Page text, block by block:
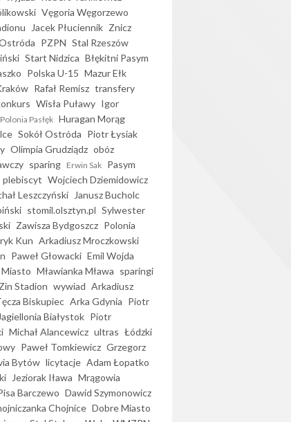
Vęgoria Węgorzewo
Jacek Płuciennik Znicz
PZPN Stal Rzeszów
Start Nidzica Błękitni Pasym
Polska U-15 Mazur Ełk
Rafał Remisz transfery
Wisła Puławy Igor
Polonia Pasłęk Huragan Morąg
Sokół Ostróda Piotr Łysiak
Olimpia Grudziądz obóz
sparing Erwin Sak Pasym
plebiscyt Wojciech Dziemidowicz
Leszczyński
Janusz Bucholc
stomil.olsztyn.pl Sylwester
Zawisza Bydgoszcz Polonia
Kun Arkadiusz Mroczkowski
Paweł Głowacki Emil Wojda
Mławianka Mława sparingi
Zin Stadion wywiad Arkadiusz
Biskupiec Arka Gdynia Piotr
Jagiellonia Białystok Piotr
Michał Alancewicz ultras Łódzki
Paweł Tomkiewicz Grzegorz
Bytów licytacje Adam Łopatko
Jeziorak Iława Mrągowia
Barczewo Dawid Szymonowicz
Chojnice Dobre Miasto